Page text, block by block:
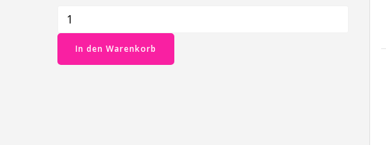
Das
Kind,
die
In den Warenkorb